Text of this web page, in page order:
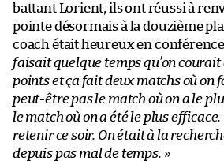
battant Lorient, ils ont réussi à
pointe désormais à la douzième
coach était heureux en conférence
faisait quelque temps qu’on
points et ça fait deux matchs où on
peut-être pas le match où on a le
le match où on a été le plus efficace.
retenir ce soir. On était à la
depuis pas mal de temps. »